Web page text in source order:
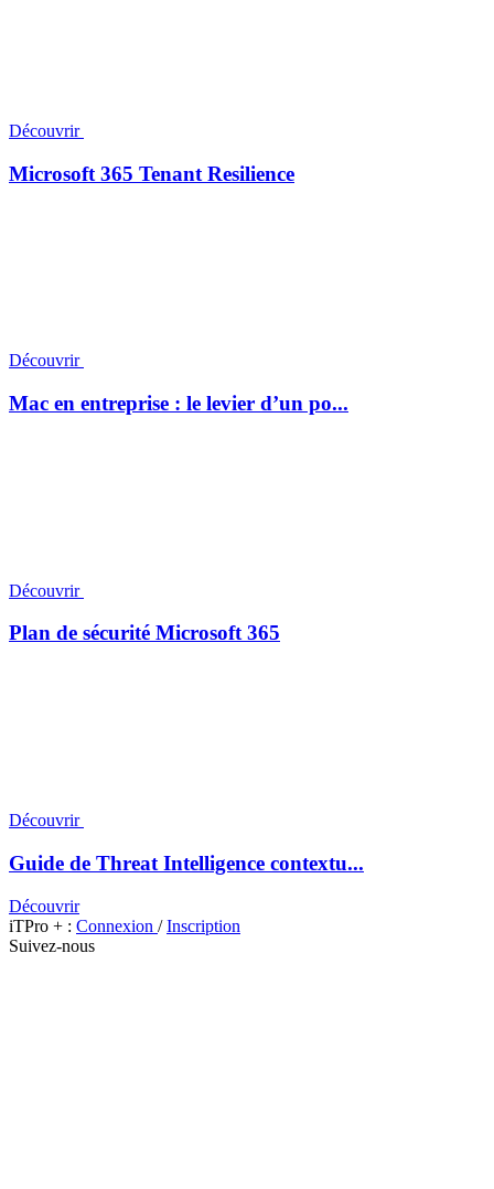
Découvrir
Microsoft 365 Tenant Resilience
Découvrir
Mac en entreprise : le levier d’un po...
Découvrir
Plan de sécurité Microsoft 365
Découvrir
Guide de Threat Intelligence contextu...
Découvrir
iTPro + : Connexion /Inscription
Suivez-nous